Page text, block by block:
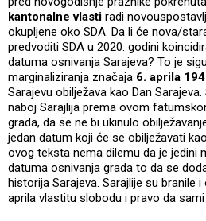
kantonalne vlasti radi
okupljene oko SDA. Da li će nova/
predvoditi SDA u 2020. godini
datuma osnivanja Sarajeva? To je
marginaliziranja značaja 6. aprila
Sarajevu obilježava kao Dan
naboj Sarajlija prema ovom
grada, da se ne bi ukinulo
jedan datum koji će se obilježavati
ovog teksta nema dilemu da je jedini
datuma osnivanja grada to da se
historija Sarajeva. Sarajlije su branile
aprila vlastitu slobodu i pravo da